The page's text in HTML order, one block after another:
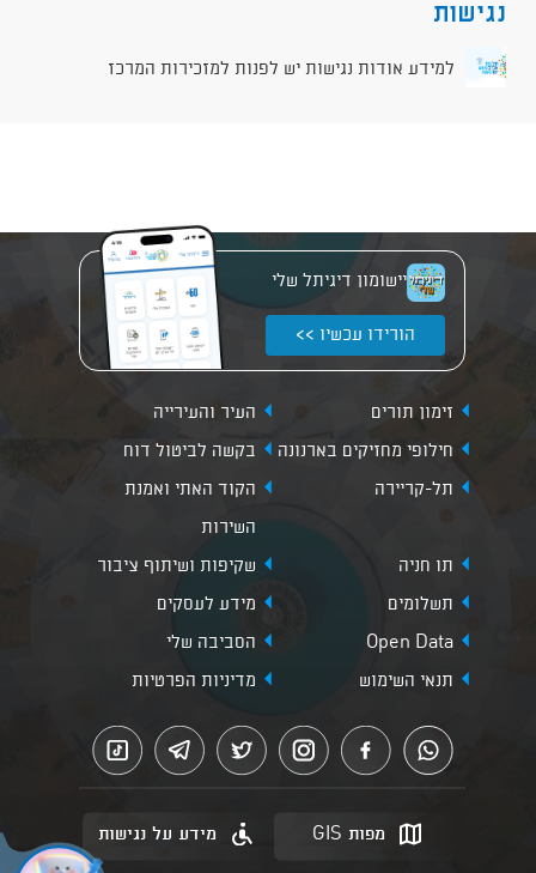
נגישות
למידע אודות נגישות יש לפנות למזכירות המרכז
יישומון דיגיתל שלי
הורידו עכשיו >>
זימון תורים
העיר והעירייה
חילופי מחזיקים בארנונה
בקשה לביטול דוח
תל-קריירה
הקוד האתי ואמנת
השירות
תו חניה
שקיפות ושיתוף ציבור
תשלומים
מידע לעסקים
Open Data
הסביבה שלי
תנאי השימוש
מדיניות הפרטיות
מפות GIS מידע על נגישות